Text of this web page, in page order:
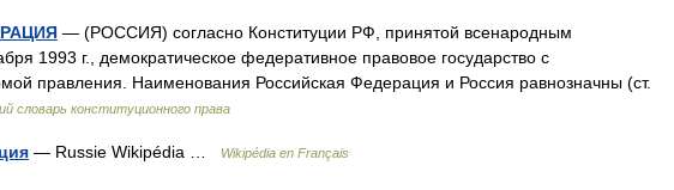
— (РОССИЯ) согласно Конституции РФ, принятой всенародным
1993 г., демократическое федеративное правовое государство с
правления. Наименования Российская Федерация и Россия равнозначны (ст.
словарь конституционного права
— Russie Wikipédia … Wikipédia en Français